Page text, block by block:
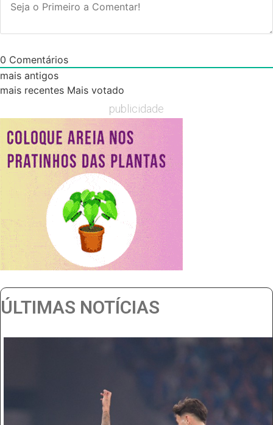
0 Comentários
mais antigos
mais recentes Mais votado
publicidade
ÚLTIMAS NOTÍCIAS